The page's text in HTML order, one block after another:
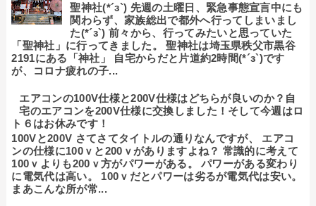
聖神社(*´з`) 先週の土曜日、緊急事態宣言中にも
関わらず、家族総出で都外へ行ってしまいまし
た(*´з`) 前々から、行ってみたいと思っていた
「聖神社」に行ってきました。 聖神社は埼玉県秩父市黒谷
2191にある「神社」 自宅からだと片道約2時間(*´з`)です
が、コロナ疲れの子...
エアコンの100V仕様と200V仕様はどちらが良いのか？自
宅のエアコンを200V仕様に交換しました！そして今週はロ
ト６はお休みです！
100Vと200V さてさてタイトルの通りなんですが、 エアコ
ンの仕様に100ｖと200ｖがありますよね？ 常識的に考えて
100ｖよりも200ｖ方がパワーがある。 パワーがある変わり
に電気代は高い。 100ｖだとパワーは劣るが電気代は安い。
まあこんな所が常...